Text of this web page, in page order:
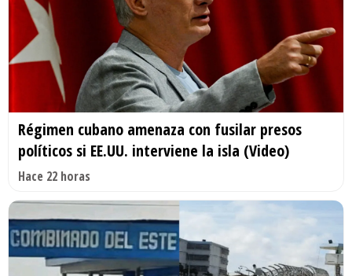
Régimen cubano amenaza con fusilar presos
políticos si EE.UU. interviene la isla (Video)
Hace 22 horas